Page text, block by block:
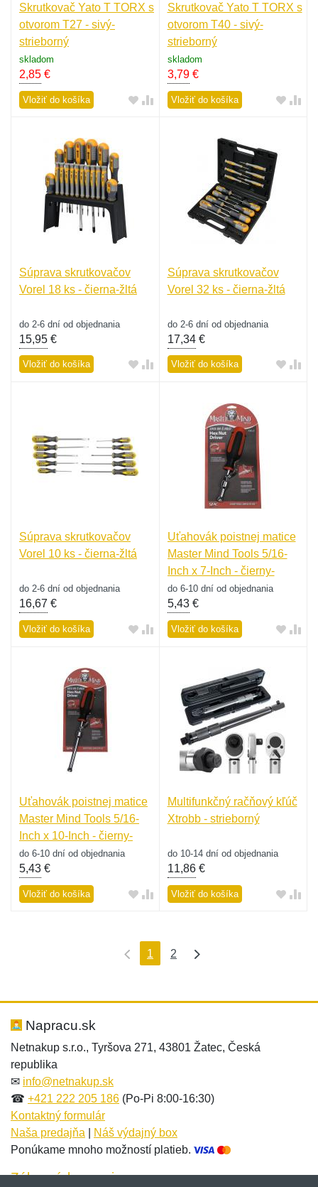
Skrutkovač Yato T TORX s
otvorom T27 - sivý-
strieborný
skladom
2,85 €
Vložiť do košíka
Skrutkovač Yato T TORX s
otvorom T40 - sivý-
strieborný
skladom
3,79€
Vložiť do košíka
Súprava skrutkovačov
Vorel 18 ks - čierna-žltá
do 2-6 dní od objednania
15,95 €
Vložiť do košíka
Súprava skrutkovačov
Vorel 32 ks - čierna-žltá
do 2-6 dní od objednania
17,34€
Vložiť do košíka
Súprava skrutkovačov
Vorel 10 ks - čierna-žltá
do 2-6 dní od objednania
16,67 €
Vložiť do košíka
Uťahovák poistnej matice
Master Mind Tools 5/16-
Inch x 7-Inch - čierny-
červený
do 6-10 dní od objednania
5,43€
Vložiť do košíka
Uťahovák poistnej matice
Master Mind Tools 5/16-
Inch x 10-Inch - čierny-
červený
do 6-10 dní od objednania
5,43 €
Vložiť do košíka
Multifunkčný račňový kľúč
Xtrobb - strieborný
do 10-14 dní od objednania
11,86€
Vložiť do košíka
1 2
Napracu.sk
Netnakup s.r.o., Tyršova 271, 43801 Žatec, Česká
republika
✉ info@netnakup.sk
☎ +421 222 205 186 (Po-Pi 8:00-16:30)
Kontaktný formulár
Naša predajňa
Náš výdajný box
Ponúkame mnoho možností platieb.
Zákaznícky servis